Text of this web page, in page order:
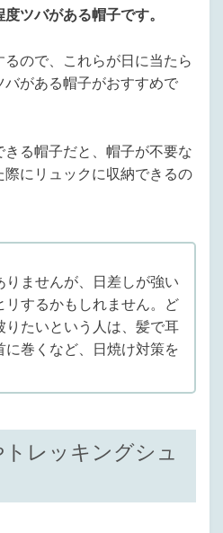
ツバがある帽子です。
ので、これらが日に当たら
がある帽子がおすすめで
る帽子だと、帽子が不要な
際にリュックに収納できるの
りませんが、日差しが強い
リするかもしれません。ど
りたいという人は、髪で耳
に巻くなど、日焼け対策を
レッキングシュ